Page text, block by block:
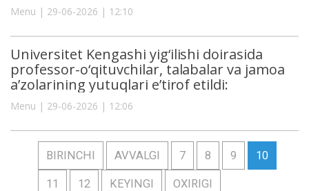
Menu | 29-06-2026 | 12:10
Universitet Kengashi yig‘ilishi doirasida
professor-o‘qituvchilar, talabalar va jamoa
a’zolarining yutuqlari e’tirof etildi:
Menu | 29-06-2026 | 12:06
BIRINCHI AVVALGI 7 8 9 10
11 12 KEYINGI OXIRIGI